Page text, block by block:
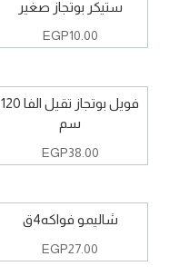
ستيكر بوتجاز صغير
EGP10.00
فويل بوتجاز تقيل الفا 120
سم
EGP38.00
شاليمو فواكه4ق
EGP27.00